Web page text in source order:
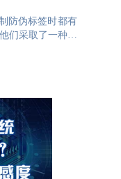
防伪标签时都有
们采取了一种高
格。不同的防伪
同的防伪标签尺